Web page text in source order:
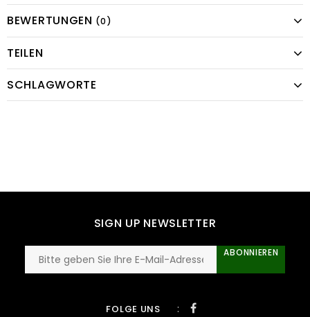
BEWERTUNGEN (0)
TEILEN
SCHLAGWORTE
SIGN UP NEWSLETTER
ABONNIEREN
FOLGE UNS :